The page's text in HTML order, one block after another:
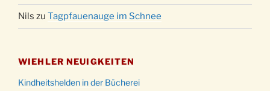
Nils zu Tagpfauenauge im Schnee
WIEHLER NEUIGKEITEN
Kindheitshelden in der Bücherei